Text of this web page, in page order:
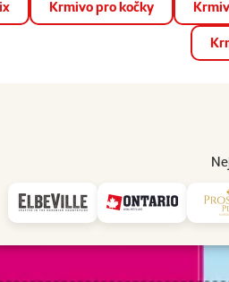
📱 Stáhněte si
Krmivo pro kočky
dospělé psy Krmivo Eukanuba Special